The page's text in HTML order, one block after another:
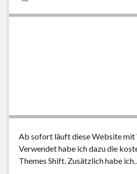
Ab sofort läuft diese Website mit
Verwendet habe ich dazu die
Themes Shift. Zusätzlich habe ich…